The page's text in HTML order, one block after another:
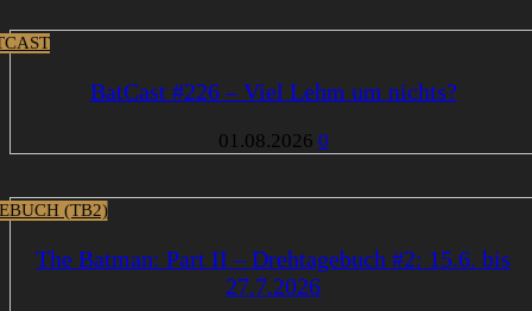
BatCast #226 – Viel Lehm um nichts?
01.08.2026 0
(TB2)
The Batman: Part II – Drehtagebuch #2: 15.6. bis
27.7.2026